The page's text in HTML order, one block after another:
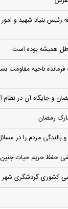
رئیس بنیاد شهید و
همیشه بوده است
فرمانده ناحیه مقاومت
و جایگاه آن در نظام
رمضان
مردم را در
حفظ حریم حیات
کشوری گردشگری